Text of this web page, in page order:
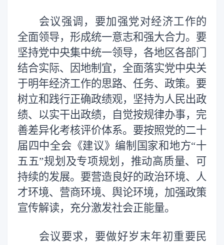
会议强调，要加强党对经济工作的
全面领导，形成统一意志和强大合力。要
坚持党中央集中统一领导，各地区各部门
结合实际、因地制宜，全面落实党中央关
于明年经济工作的思路、任务、政策。要
树立和践行正确政绩观，坚持为人民出政
绩、以实干出政绩，自觉按规律办事，完
善差异化考核评价体系。要按照党的二十
届四中全会《建议》编制国家和地方“十
五五”规划及专项规划，推动高质量、可
持续的发展。要营造良好的政治环境、人
才环境、营商环境、舆论环境，加强政策
宣传解读，充分激发社会正能量。
会议要求，要做好岁末年初重要民